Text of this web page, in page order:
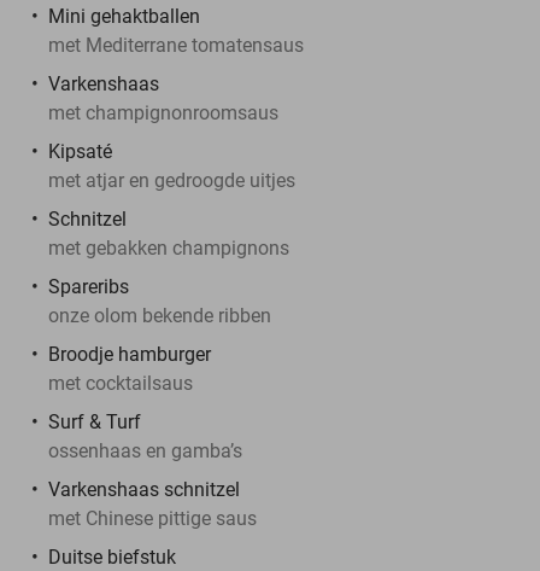
Mini gehaktballen
met Mediterrane tomatensaus
Varkenshaas
met champignonroomsaus
Kipsaté
met atjar en gedroogde uitjes
Schnitzel
met gebakken champignons
Spareribs
onze olom bekende ribben
Broodje hamburger
met cocktailsaus
Surf & Turf
ossenhaas en gamba’s
Varkenshaas schnitzel
met Chinese pittige saus
Duitse biefstuk